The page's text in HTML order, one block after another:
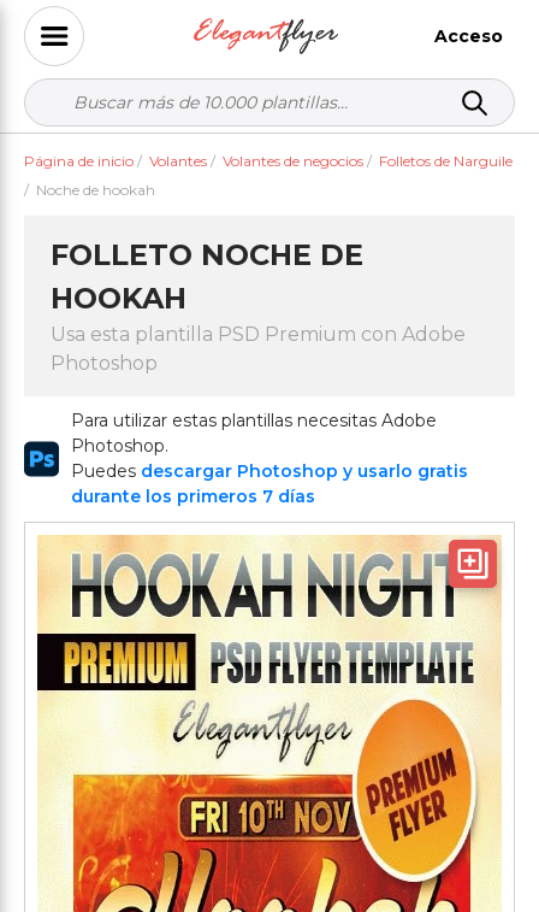
Acceso
Página de inicio / Volantes / Volantes de negocios / Folletos de Narguile
/ Noche de hookah
FOLLETO NOCHE DE
HOOKAH
Usa esta plantilla PSD Premium con Adobe
Photoshop
Para utilizar estas plantillas necesitas Adobe
Photoshop.
Puedes descargar Photoshop y usarlo gratis
durante los primeros 7 días